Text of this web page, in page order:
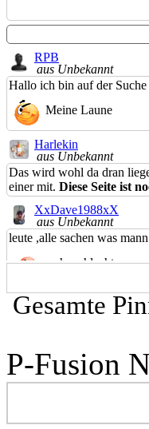
RPB
aus Unbekannt
Hallo ich bin auf der Suche
Meine Laune
Harlekin
aus Unbekannt
Das wird wohl da dran
einer mit. Diese Seite ist
XxDave1988xX
aus Unbekannt
leute ,alle sachen was
sehr schlecht
Rolly8-HL
aus Unbekannt
Allen ein frohes Fest
Emily
Gesamte
P-Fusion